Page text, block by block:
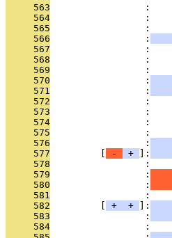
     563
:
     564
:
     565
:
     566
                 :
     567
:
     568
:
     569
:
     570
                 :
     571
                 :
     572
:
     573
:
     574
:
     575
:
     576
                 :
     577
- + ]:
     578
:
     579
                 :
     580
                 :
     581
:
     582
+ + ]:
     583
                 :
     584
: